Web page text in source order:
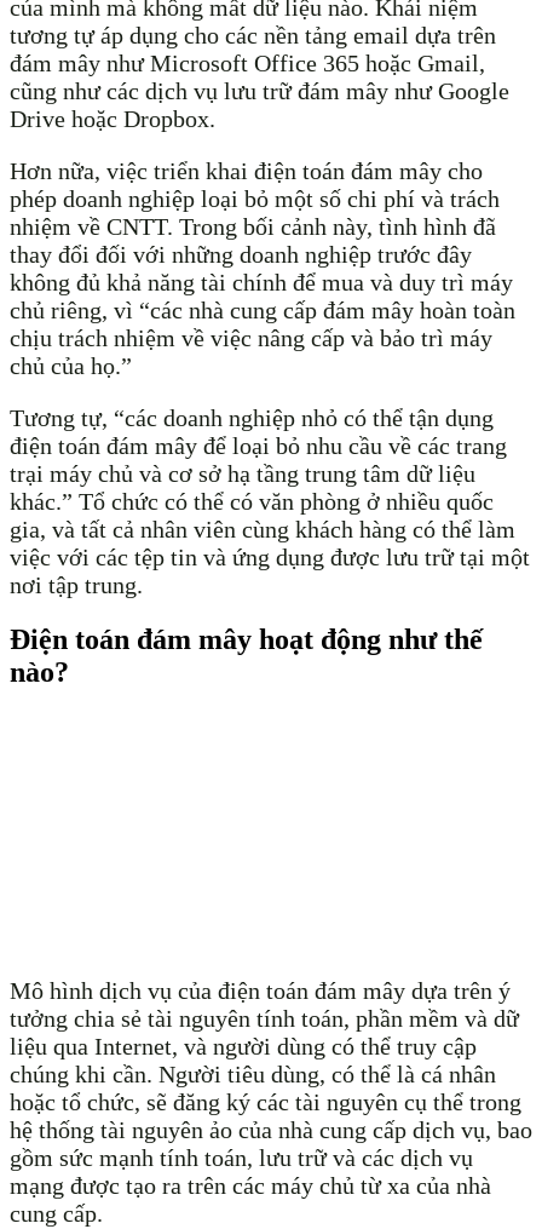
của mình mà không mất dữ liệu nào. Khái niệm
tương tự áp dụng cho các nền tảng email dựa trên
đám mây như Microsoft Office 365 hoặc Gmail,
cũng như các dịch vụ lưu trữ đám mây như Google
Drive hoặc Dropbox.
Hơn nữa, việc triển khai điện toán đám mây cho
phép doanh nghiệp loại bỏ một số chi phí và trách
nhiệm về CNTT. Trong bối cảnh này, tình hình đã
thay đổi đối với những doanh nghiệp trước đây
không đủ khả năng tài chính để mua và duy trì máy
chủ riêng, vì “các nhà cung cấp đám mây hoàn toàn
chịu trách nhiệm về việc nâng cấp và bảo trì máy
chủ của họ.”
Tương tự, “các doanh nghiệp nhỏ có thể tận dụng
điện toán đám mây để loại bỏ nhu cầu về các trang
trại máy chủ và cơ sở hạ tầng trung tâm dữ liệu
khác.” Tổ chức có thể có văn phòng ở nhiều quốc
gia, và tất cả nhân viên cùng khách hàng có thể làm
việc với các tệp tin và ứng dụng được lưu trữ tại một
nơi tập trung.
Điện toán đám mây hoạt động như thế
nào?
Mô hình dịch vụ của điện toán đám mây dựa trên ý
tưởng chia sẻ tài nguyên tính toán, phần mềm và dữ
liệu qua Internet, và người dùng có thể truy cập
chúng khi cần. Người tiêu dùng, có thể là cá nhân
hoặc tổ chức, sẽ đăng ký các tài nguyên cụ thể trong
hệ thống tài nguyên ảo của nhà cung cấp dịch vụ, bao
gồm sức mạnh tính toán, lưu trữ và các dịch vụ
mạng được tạo ra trên các máy chủ từ xa của nhà
cung cấp.